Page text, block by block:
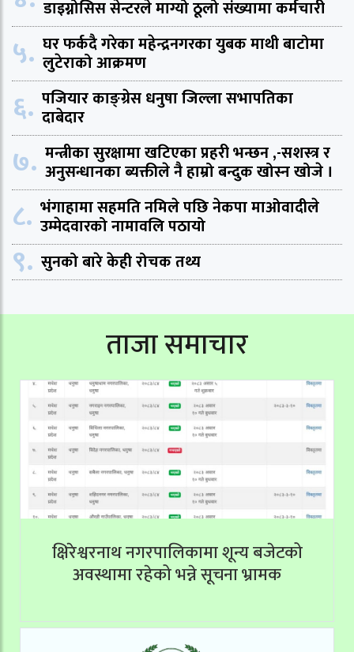
डाइग्नोसिस सेन्टरले माग्यो ठूलो संख्यामा कर्मचारी
५. घर फर्कदै गरेका महेन्द्रनगरका युबक माथी बाटोमा
लुटेराको आक्रमण
६. पजियार काङ्ग्रेस धनुषा जिल्ला सभापतिका
दाबेदार
७. मन्त्रीका सुरक्षामा खटिएका प्रहरी भन्छन ,-सशस्त्र र
अनुसन्धानका ब्यक्तीले नै हाम्रो बन्दुक खोस्न खोजे ।
८. भंगाहामा सहमति नमिले पछि नेकपा माओवादीले
उम्मेदवारको नामावलि पठायो
९. सुनको बारे केही रोचक तथ्य
ताजा समाचार
क्षिरेश्वरनाथ नगरपालिकामा शून्य बजेटको
अवस्थामा रहेको भन्ने सूचना भ्रामक